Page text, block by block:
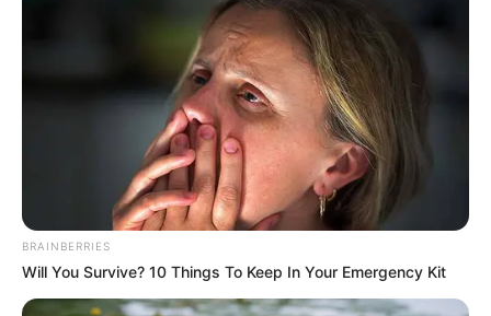
BRAINBERRIES
Will You Survive? 10 Things To Keep In Your Emergency Kit